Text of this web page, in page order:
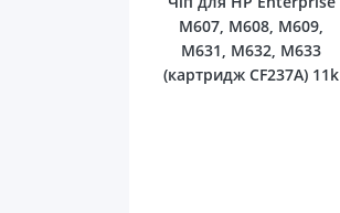
M607, M608, M609,
M631, M632, M633
(картридж CF237A) 11k